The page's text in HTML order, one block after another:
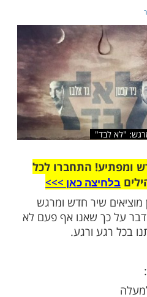
אלבז וניר קפאן.
לבד"
התחברו לכל
כאן >>>​